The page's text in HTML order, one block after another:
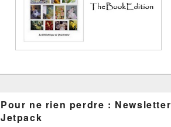
Pour ne rien perdre : Newsletter
Jetpack